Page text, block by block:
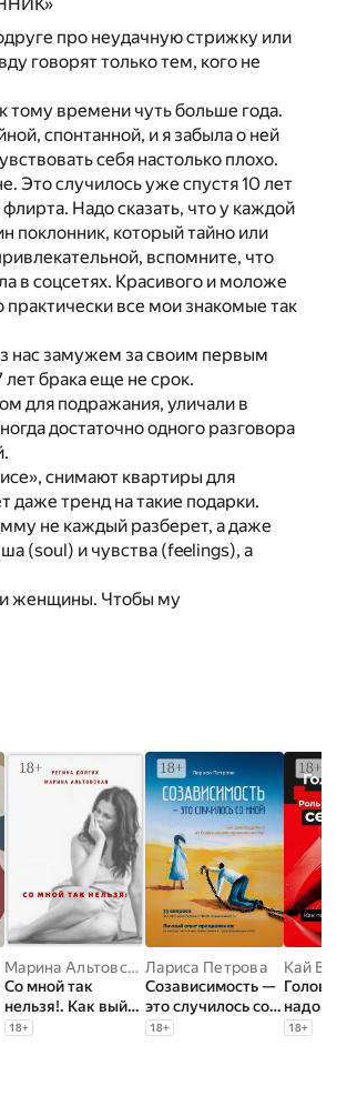
про неудачную стрижку или
говорят только тем, кого не
тому времени чуть больше года.
спонтанной, и я забыла о ней
себя настолько плохо.
Это случилось уже спустя 10 лет
Надо сказать, что у каждой
поклонник, который тайно или
вспомните, что
в соцсетях. Красивого и моложе
все мои знакомые так
нас замужем за своим первым
брака еще не срок.
для подражания, уличали в
достаточно одного разговора
снимают квартиры для
тренд на такие подарки.
не каждый разберет, а даже
(soul) и чувства (feelings), а
женщины. Чтобы му
Марина Альтовская ,Долгих Регина
Со мной так
нельзя!. Как выйти
из деструктивных
18+
Лариса Петрова
Созависимость —
это случилось со
мной!. Как
18+
Кай
Головой
надо.
18+